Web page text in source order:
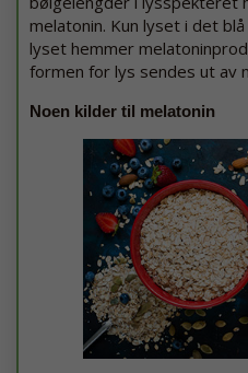
melatonin. Kun lyset i det
lyset hemmer
formen for lys sendes ut av
Noen kilder til melatonin